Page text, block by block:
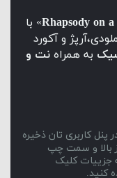
Rhapsody on» با
و آکورد
به همراه نت و
پنل کاربری تان ذخیره
بالا و سمت چپ
جزییات کلیک
کنید.